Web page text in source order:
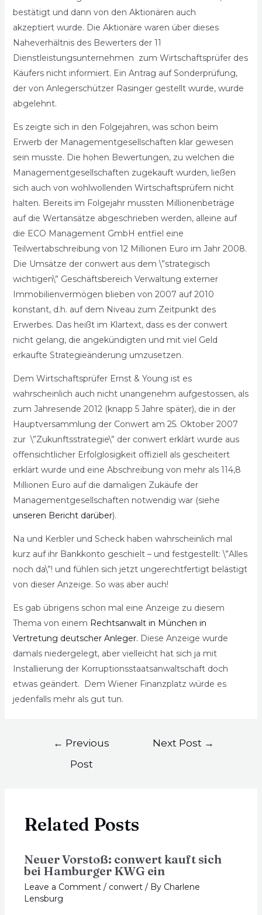
bestätigt und dann von den Aktionären auch
akzeptiert wurde. Die Aktionäre waren über dieses
Naheverhältnis des Bewerters der 11
Dienstleistungsunternehmen zum Wirtschaftsprüfer des
Käufers nicht informiert. Ein Antrag auf Sonderprüfung,
der von Anlegerschützer Rasinger gestellt wurde, wurde
abgelehnt.
Es zeigte sich in den Folgejahren, was schon beim
Erwerb der Managementgesellschaften klar gewesen
sein musste. Die hohen Bewertungen, zu welchen die
Managementgesellschaften zugekauft wurden, ließen
sich auch von wohlwollenden Wirtschaftsprüfern nicht
halten. Bereits im Folgejahr mussten Millionenbeträge
auf die Wertansätze abgeschrieben werden, alleine auf
die ECO Management GmbH entfiel eine
Teilwertabschreibung von 12 Millionen Euro im Jahr 2008.
Die Umsätze der conwert aus dem \”strategisch
wichtigen\” Geschäftsbereich Verwaltung externer
Immobilienvermögen blieben von 2007 auf 2010
konstant, d.h. auf dem Niveau zum Zeitpunkt des
Erwerbes. Das heißt im Klartext, dass es der conwert
nicht gelang, die angekündigten und mit viel Geld
erkaufte Strategieänderung umzusetzen.
Dem Wirtschaftsprüfer Ernst & Young ist es
wahrscheinlich auch nicht unangenehm aufgestossen, als
zum Jahresende 2012 (knapp 5 Jahre später), die in der
Hauptversammlung der Conwert am 25. Oktober 2007
zur \”Zukunftsstrategie\” der conwert erklärt wurde aus
offensichtlicher Erfolglosigkeit offiziell als gescheitert
erklärt wurde und eine Abschreibung von mehr als 114,8
Millionen Euro auf die damaligen Zukäufe der
Managementgesellschaften notwendig war (siehe
unseren Bericht darüber).
Na und Kerbler und Scheck haben wahrscheinlich mal
kurz auf ihr Bankkonto geschielt – und festgestellt: \”Alles
noch da\”! und fühlen sich jetzt ungerechtfertigt belästigt
von dieser Anzeige. So was aber auch!
Es gab übrigens schon mal eine Anzeige zu diesem
Thema von einem Rechtsanwalt in München in
Vertretung deutscher Anleger. Diese Anzeige wurde
damals niedergelegt, aber vielleicht hat sich ja mit
Installierung der Korruptionsstaatsanwaltschaft doch
etwas geändert. Dem Wiener Finanzplatz würde es
jedenfalls mehr als gut tun.
← Previous
Post
Next Post →
Related Posts
Neuer Vorstoß: conwert kauft sich
bei Hamburger KWG ein
Leave a Comment / conwert / By Charlene
Lensburg